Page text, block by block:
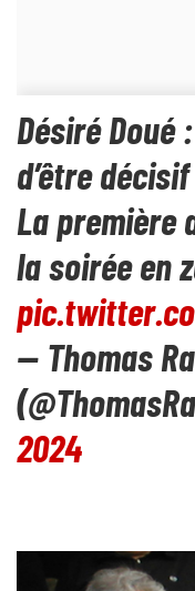
Désiré Doué
d’être
La première
la soirée en
— Thomas
2024